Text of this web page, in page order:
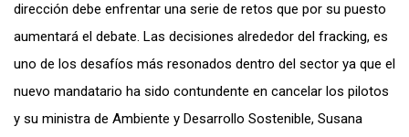
dirección debe enfrentar una serie de retos que por su puesto
aumentará el debate. Las decisiones alrededor del fracking, es
uno de los desafíos más resonados dentro del sector ya que el
nuevo mandatario ha sido contundente en cancelar los pilotos
y su ministra de Ambiente y Desarrollo Sostenible, Susana